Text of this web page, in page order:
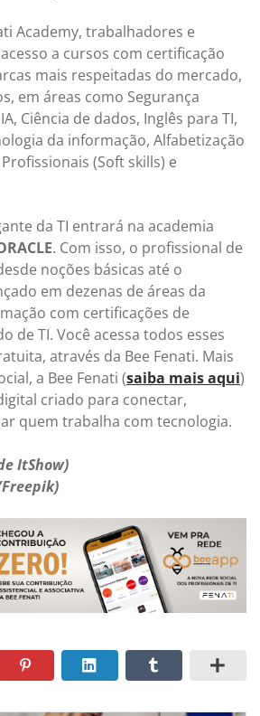
Academy, trabalhadores e
a cursos com certificação
mais respeitadas do mercado,
em áreas como Segurança
Ciência de dados, Inglês para TI,
da informação, Alfabetização
(Soft skills) e
da TI entrará na academia
. Com isso, o profissional de
noções básicas até o
em dezenas de áreas da
com certificações de
de TI. Você acessa todos esses
através da Bee Fenati. Mais
a Bee Fenati (saiba mais aqui)
criado para conectar,
quem trabalha com tecnologia.
ItShow)